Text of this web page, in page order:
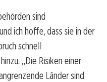
sind
ich hoffe, dass sie in der
schnell
„Die Risiken einer
Länder sind